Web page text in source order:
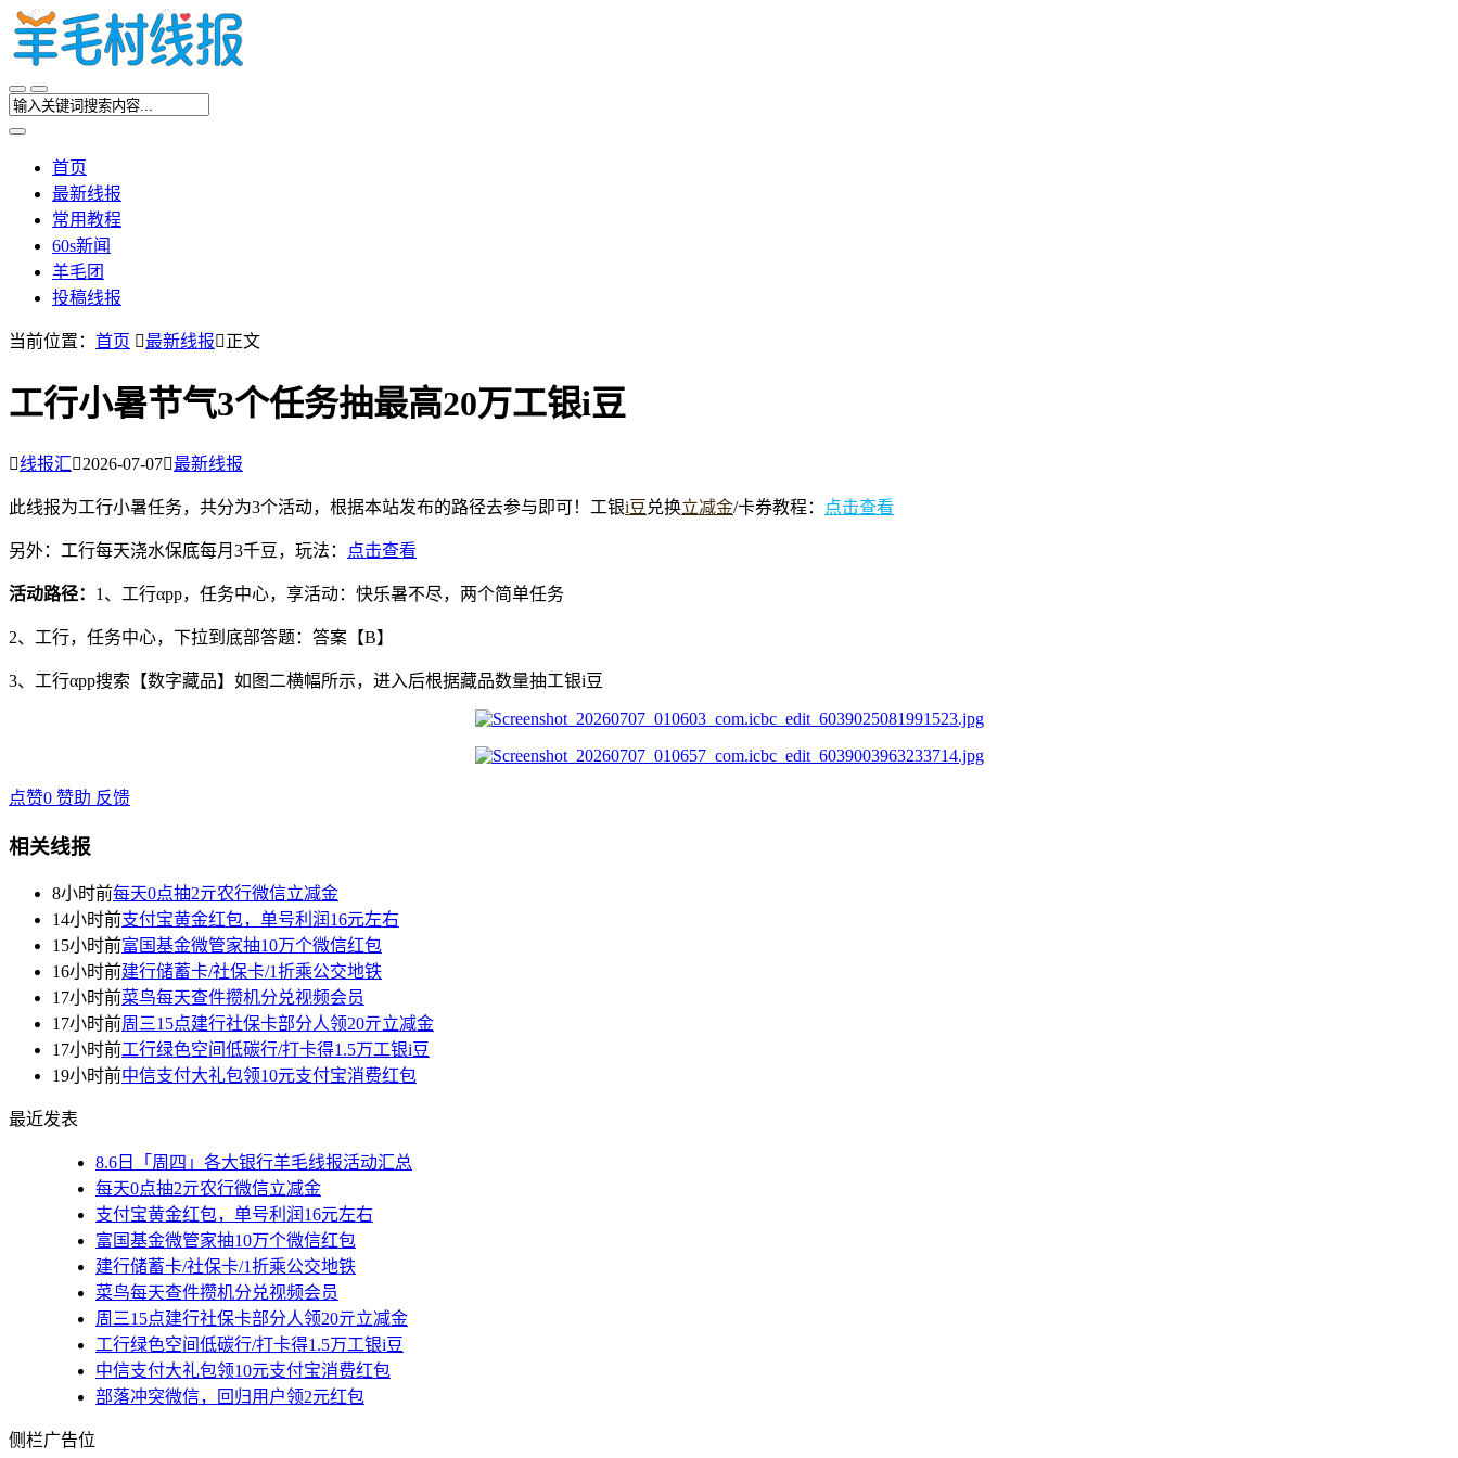
首页
最新线报
常用教程
60s新闻
羊毛团
投稿线报
当前位置： 首页 最新线报正文
工行小暑节气3个任务抽最高20万工银i豆
线报汇2026-07-07最新线报
此线报为工行小暑任务，共分为3个活动，根据本站发布的路径去参与即可！工银i豆 兑换立减金/卡券教程： 点击查看
另外：工行每天浇水保底每月3千豆，玩法： 点击查看
活动路径： 1、工行αpp，任务中心，享活动：快乐暑不尽，两个简单任务
2、工行，任务中心，下拉到底部答题：答案【B】
3、工行αpp搜索【数字藏品】如图二横幅所示，进入后根据藏品数量抽工银i豆
点赞0 赞助 反馈
相关线报
8小时前每天0点抽2亓农行微信立减金
14小时前支付宝黄金红包，单号利润16元左右
15小时前富国基金微管家抽10万个微信红包
16小时前建行储蓄卡/社保卡/1折乘公交地铁
17小时前菜鸟每天查件攒机分兑视频会员
17小时前周三15点建行社保卡部分人领20亓立减金
17小时前工行绿色空间低碳行/打卡得1.5万工银i豆
19小时前中信支付大礼包领10元支付宝消费红包
最近发表
8.6日「周四」各大银行羊毛线报活动汇总
每天0点抽2亓农行微信立减金
支付宝黄金红包，单号利润16元左右
富国基金微管家抽10万个微信红包
建行储蓄卡/社保卡/1折乘公交地铁
菜鸟每天查件攒机分兑视频会员
周三15点建行社保卡部分人领20亓立减金
工行绿色空间低碳行/打卡得1.5万工银i豆
中信支付大礼包领10元支付宝消费红包
部落冲突微信，回归用户领2元红包
侧栏广告位